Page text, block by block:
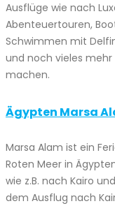
Ausflüge wie nach
Abenteuertouren,
Schwimmen mit
und noch vieles mehr
machen.
Ägypten Marsa
Marsa Alam ist ein
Roten Meer in
wie z.B. nach Kairo
dem Ausflug nach